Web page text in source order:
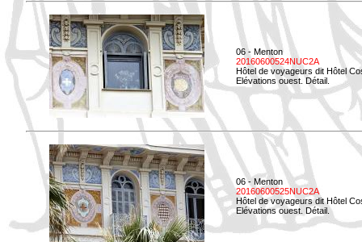
06 - Menton
20160600524NUC2A
Hôtel de voyageurs dit Hôtel
Elévations ouest. Détail.
06 - Menton
20160600525NUC2A
Hôtel de voyageurs dit Hôtel
Elévations ouest. Détail.